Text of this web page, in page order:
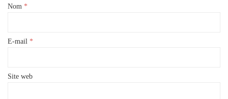
Nom *
E-mail *
Site web